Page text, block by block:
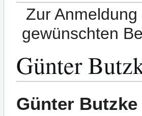
Zur
gewünschten
Günter
Navigation
Suche
Günter Butzke